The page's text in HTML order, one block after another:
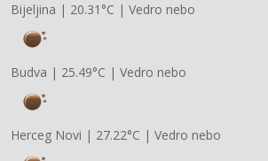
Bijeljina | 20.31°C | Vedro nebo
Budva | 25.49°C | Vedro nebo
Herceg Novi | 27.22°C | Vedro nebo